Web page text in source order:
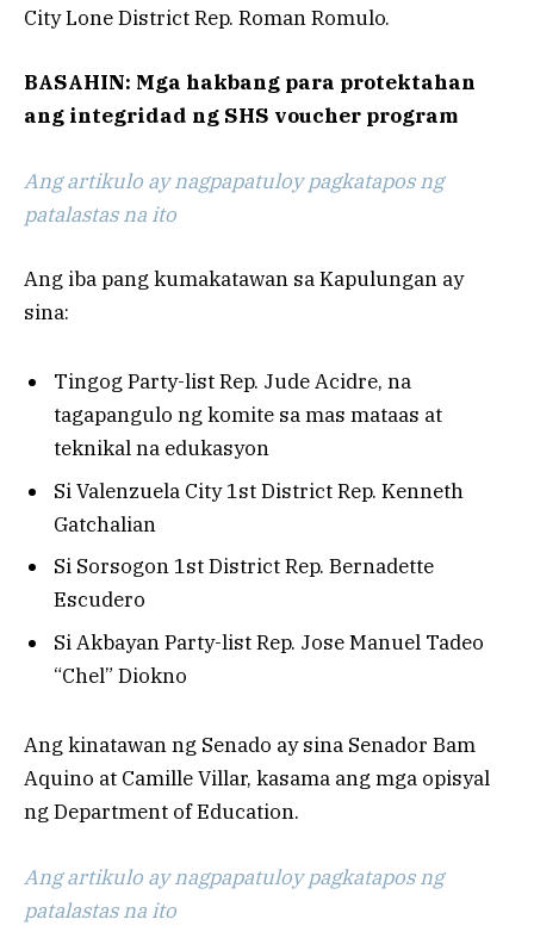
City Lone District Rep. Roman Romulo.
BASAHIN: Mga hakbang para protektahan
ang integridad ng SHS voucher program
Ang artikulo ay nagpapatuloy pagkatapos ng
patalastas na ito
Ang iba pang kumakatawan sa Kapulungan ay
sina:
Tingog Party-list Rep. Jude Acidre, na
tagapangulo ng komite sa mas mataas at
teknikal na edukasyon
Si Valenzuela City 1st District Rep. Kenneth
Gatchalian
Si Sorsogon 1st District Rep. Bernadette
Escudero
Si Akbayan Party-list Rep. Jose Manuel Tadeo
“Chel” Diokno
Ang kinatawan ng Senado ay sina Senador Bam
Aquino at Camille Villar, kasama ang mga opisyal
ng Department of Education.
Ang artikulo ay nagpapatuloy pagkatapos ng
patalastas na ito